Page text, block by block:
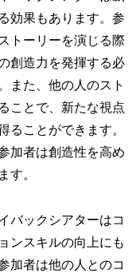
効果もあります。参
トーリーを演じる際
創造力を発揮する必
また、他の人のスト
ことで、新たな視点
ることができます。
加者は創造性を高め
す。
バックシアターはコ
ンスキルの向上にも
加者は他の人とのコ